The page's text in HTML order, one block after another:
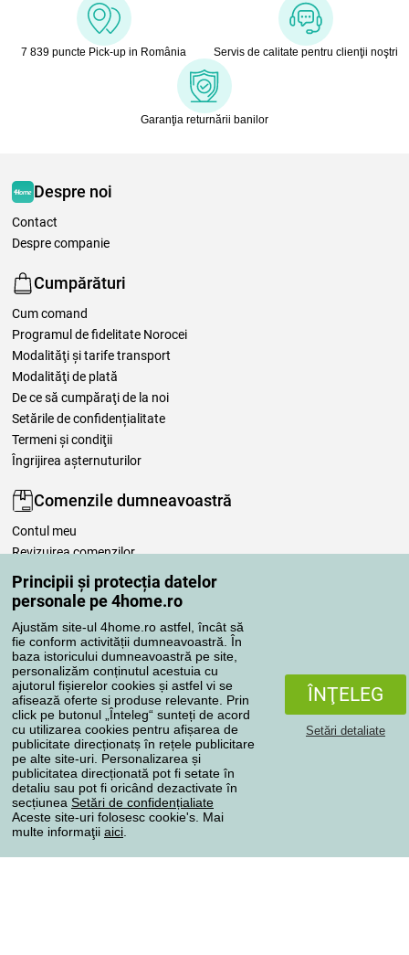
Principii și protecția datelor
personale pe 4home.ro
Ajustăm site-ul 4home.ro astfel, încât să
fie conform activității dumneavoastră. În
baza istoricului dumneavoastră pe site,
personalizăm conținutul acestuia cu
ajutorul fișierelor cookies și astfel vi se
afisează oferte si produse relevante. Prin
click pe butonul „Înteleg“ sunteți de acord
cu utilizarea cookies pentru afișarea de
publicitate direcționatș în rețele publicitare
pe alte site-uri. Personalizarea și
publicitatea direcționată pot fi setate în
detaliu sau pot fi oricând dezactivate în
secțiunea Setări de confidențialiate
Aceste site-uri folosesc cookie's. Mai
multe informaţii aici
ÎNŢELEG
Setări detaliate
7 839 puncte Pick-up in România Servis de calitate pentru clienţii noştri
Garanţia returnării banilor
Despre noi
Contact
Despre companie
Cumpărături
Cum comand
Programul de fidelitate Norocei
Modalităţi şi tarife transport
Modalităţi de plată
De ce să cumpăraţi de la noi
Setările de confidențialitate
Termeni şi condiţii
Îngrijirea așternuturilor
Comenzile dumneavoastră
Contul meu
Revizuirea comenzilor
Reclamaţii
Retragere de la contract
Regulile de procesare a recenziilor
Metode de transport
Metode de plată
Magazin de încredere